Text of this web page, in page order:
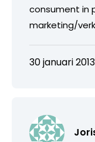
consument in
marketing/
30 januari